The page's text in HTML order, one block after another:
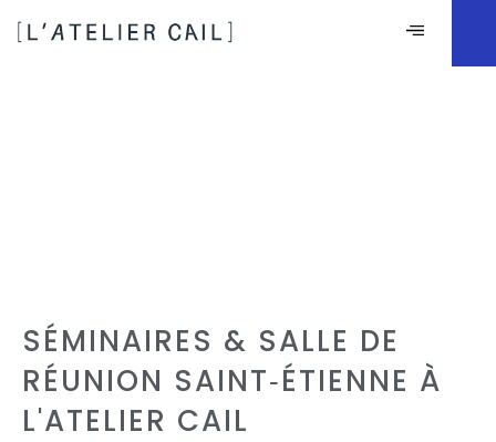
SÉMINAIRES & SALLE DE
RÉUNION SAINT‑ÉTIENNE À
L'ATELIER CAIL